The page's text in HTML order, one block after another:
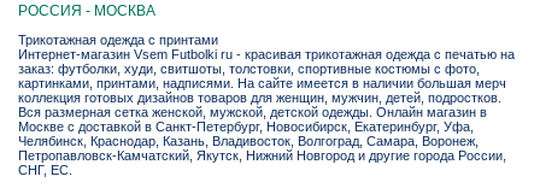
РОССИЯ - МОСКВА
Трикотажная одежда с принтами
Интернет-магазин Vsem Futbolki ru - красивая трикотажная одежда с печатью на
заказ: футболки, худи, свитшоты, толстовки, спортивные костюмы с фото,
картинками, принтами, надписями. На сайте имеется в наличии большая мерч
коллекция готовых дизайнов товаров для женщин, мужчин, детей, подростков.
Вся размерная сетка женской, мужской, детской одежды. Онлайн магазин в
Москве с доставкой в Санкт-Петербург, Новосибирск, Екатеринбург, Уфа,
Челябинск, Краснодар, Казань, Владивосток, Волгоград, Самара, Воронеж,
Петропавловск-Камчатский, Якутск, Нижний Новгород и другие города России,
СНГ, ЕС.